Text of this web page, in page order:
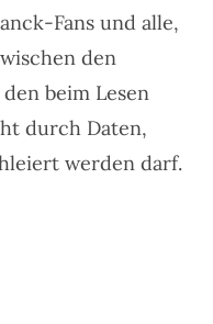
Fans und alle,
den
beim Lesen
durch Daten,
werden darf.